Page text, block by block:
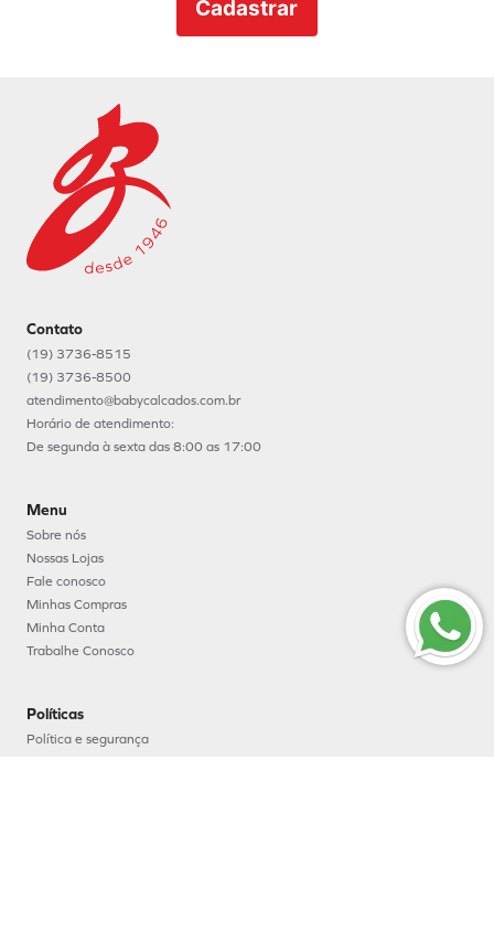
Cadastrar
Contato
(19) 3736-8515
(19) 3736-8500
atendimento@babycalcados.com.br
Horário de atendimento:
De segunda à sexta das 8:00 as 17:00
Menu
Sobre nós
Nossas Lojas
Fale conosco
Minhas Compras
Minha Conta
Trabalhe Conosco
Políticas
Política e segurança